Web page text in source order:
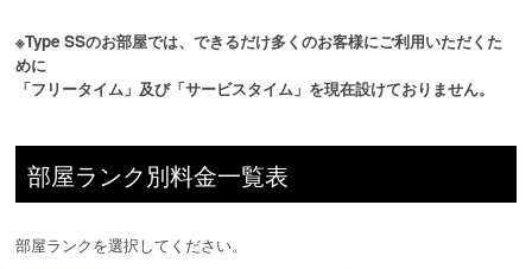
※Type SSのお部屋では、できるだけ多くのお客様にご利用いただくた
めに
「フリータイム」及び「サービスタイム」を現在設けておりません。
部屋ランク別料金一覧表
部屋ランクを選択してください。